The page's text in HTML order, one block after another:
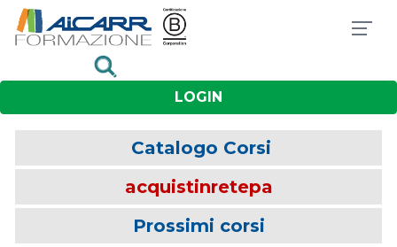
LOGIN
Catalogo Corsi
acquistinretepa
Prossimi corsi